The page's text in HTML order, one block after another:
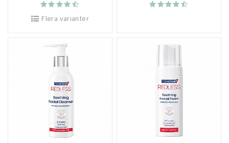
Flera varianter